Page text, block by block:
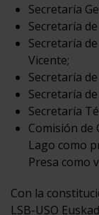
Secretaría
Secretaría
Secretaría
Vicente;
Secretaría
Secretaría
Secretaría
Comisión de
Lago como
Presa como
Con la
LSB-USO